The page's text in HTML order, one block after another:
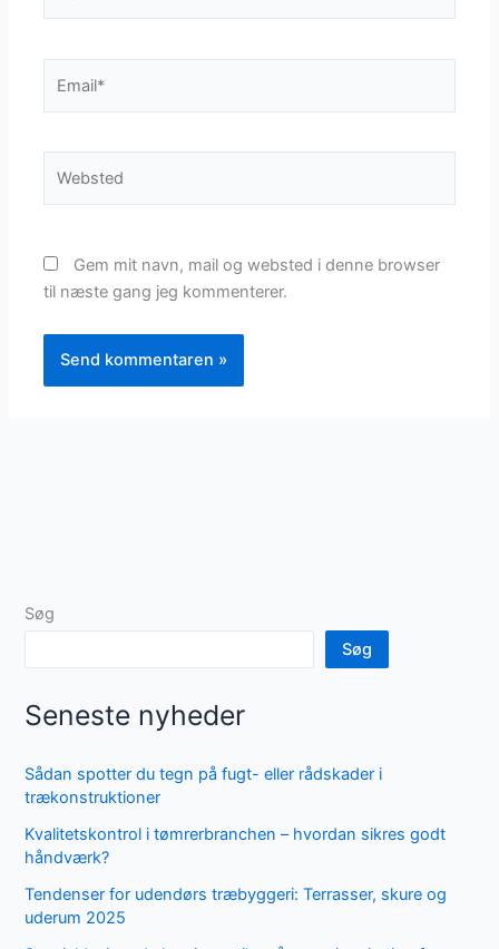
Gem mit navn, mail og websted i denne browser
til næste gang jeg kommenterer.
Søg
Søg
Seneste nyheder
Sådan spotter du tegn på fugt- eller rådskader i
trækonstruktioner
Kvalitetskontrol i tømrerbranchen – hvordan sikres godt
håndværk?
Tendenser for udendørs træbyggeri: Terrasser, skure og
uderum 2025